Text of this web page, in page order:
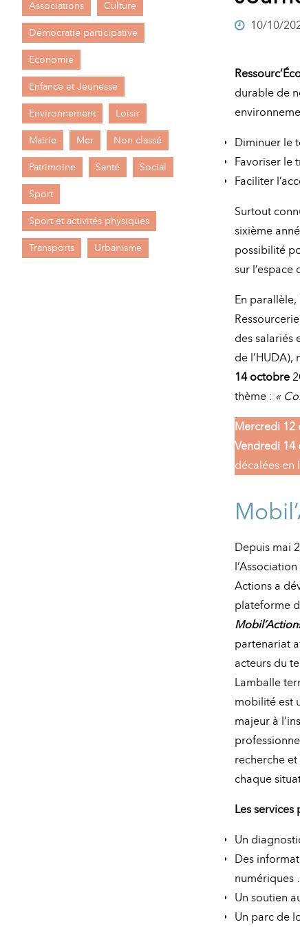
10/10/
durable de
Diminuer le
Favoriser le
Faciliter
Surtout
sixième
possibilité
sur l’espace
En parallèle,
des salariés
de l’HUDA),
14 octobre
thème : «
Mercredi 12
Vendredi 14
décalées en
Depuis mai
Actions a
plateforme
partenariat
acteurs du
Lamballe
mobilité est
majeur à
recherche
chaque
Les services
Un
Des
numériques
Un soutien
Un parc de
Associations Culture
Démocratie participative
Economie
Enfance et Jeunesse
Environnement Loisir
Mairie Mer Non classé
Patrimoine Santé Social
Sport
Sport et activités physiques
Transports Urbanisme